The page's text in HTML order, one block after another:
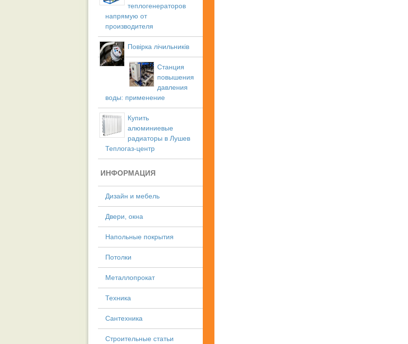
теплогенераторов
напрямую от
производителя
Повірка лічильників
Станция
повышения
давления
воды: применение
Купить
алюминиевые
радиаторы в Лушев
Теплогаз-центр
ИНФОРМАЦИЯ
Дизайн и мебель
Двери, окна
Напольные покрытия
Потолки
Металлопрокат
Техника
Сантехника
Строительные статьи